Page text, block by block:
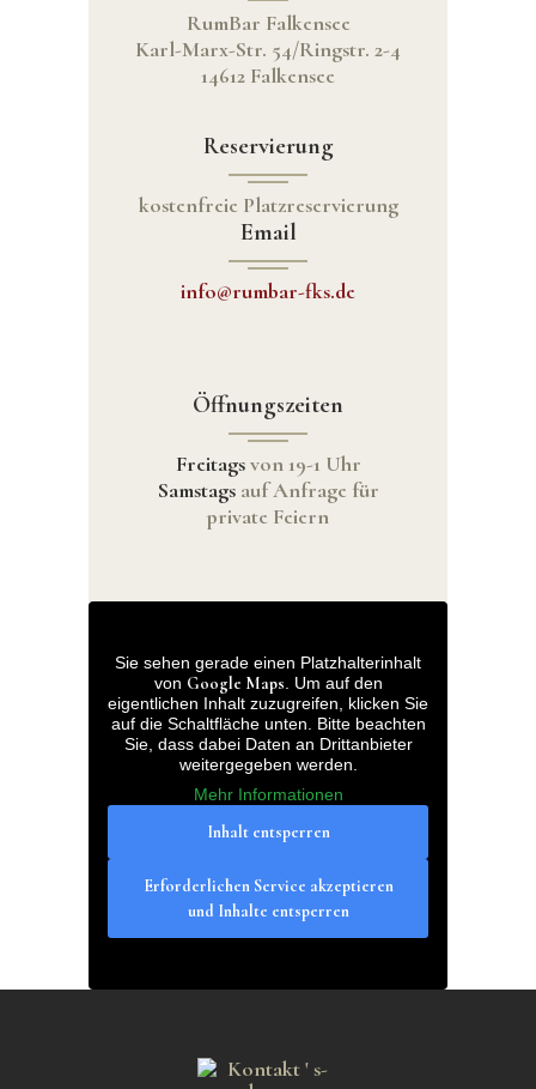
RumBar Falkensee
Karl-Marx-Str. 54/Ringstr. 2-4
14612 Falkensee
Reservierung
kostenfreie Platzreservierung
Email
info@rumbar-fks.de
Öffnungszeiten
Freitagsvon 19-1 Uhr
Samstagsauf Anfrage für
private Feiern
Sie sehen gerade einen Platzhalterinhalt
von Google Maps . Um auf den
eigentlichen Inhalt zuzugreifen, klicken Sie
auf die Schaltfläche unten. Bitte beachten
Sie, dass dabei Daten an Drittanbieter
weitergegeben werden.
Mehr Informationen
Inhalt entsperren
Erforderlichen Service akzeptieren
und Inhalte entsperren